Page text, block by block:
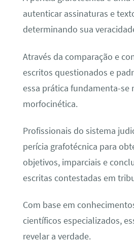
autenticar assinaturas e
determinando sua
Através da comparação e
escritos questionados e
essa prática fundamenta-se
morfocinética.
Profissionais do sistema
perícia grafotécnica para
objetivos, imparciais e
escritas contestadas em
Com base em
científicos especializados,
revelar a verdade.